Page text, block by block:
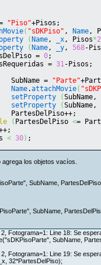
"Piso"+Pisos;
( "sDKPiso" , Name,
( Name, _x, Pisos*
( Name, _y, 568-
=
0;
=
31-Pisos;
		SubName =
"Parte"
Name.attachMovie(
setProperty
(SubName,
setProperty
(SubName,
		PartesDelPiso++;
( PartesDelPiso <=
< 30) ;
los objetos vacíos.
SubName,
SubName,
Fotograma=1: Line 18: Se
SubName,
Fotograma=1: Line 19: Se